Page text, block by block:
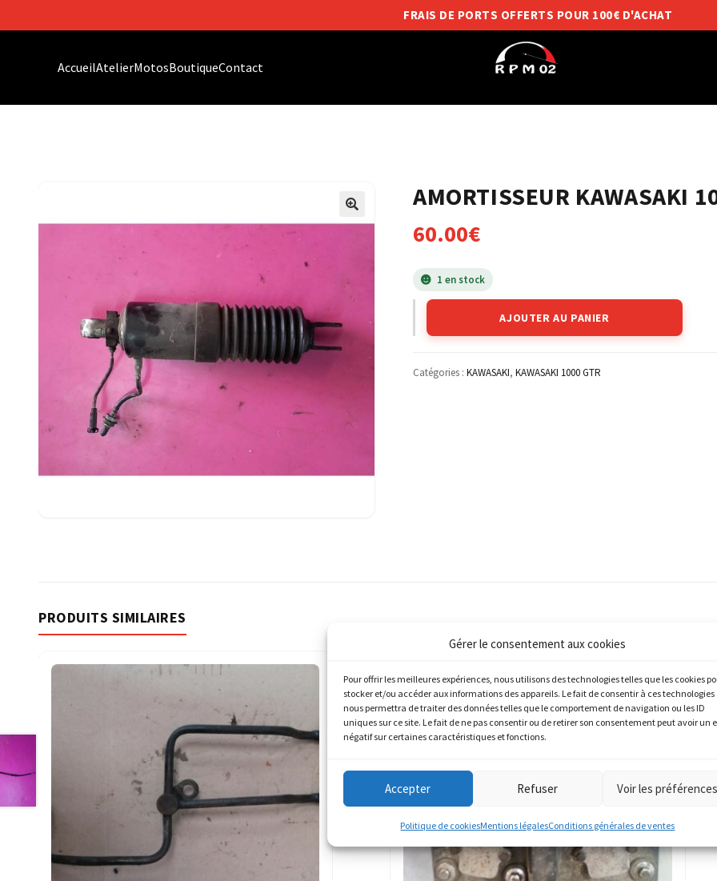
Gérer le consentement aux cookies
Pour offrir les meilleures expériences, nous utilisons des technologies telles que les cookies
stocker et/ou accéder aux informations des appareils. Le fait de consentir à ces technologies
nous permettra de traiter des données telles que le comportement de navigation ou les ID
uniques sur ce site. Le fait de ne pas consentir ou de retirer son consentement peut avoir un
négatif sur certaines caractéristiques et fonctions.
Accepter Refuser Voir les préférences
Politique de cookiesMentions légalesConditions générales de ventes
FRAIS DE PORTS OFFERTS POUR 100€ D'ACHAT
AccueilAtelierMotosBoutiqueContact
AMORTISSEUR KAWASAKI
60.00€
1 en stock
AJOUTER AU PANIER
Catégories : KAWASAKI, KAWASAKI 1000 GTR
PRODUITS SIMILAIRES